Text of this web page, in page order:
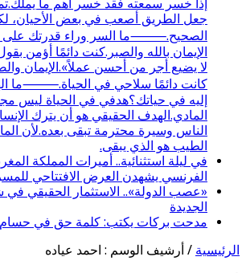
إذا خسر سمعته فقد خسر أهم ما
جعل الطريق أصعب في بعض الأحيان،
الصحيح.⸻ما السر وراء قدرتك على
الإيمان بالله والصبر.كنت دائمًا أؤمن
لا يضيع أجر من أحسن عملاً».الإيمان
كانت دائمًا سلاحي في الحياة.⸻ما
إليه في حياتك؟هدفي في الحياة ليس
المادي.الهدف الحقيقي هو أن يترك
الناس وسيرة محترمة تبقى بعده.لأن
الطيب هو الذي يبقى.
في ليلة استثنائية.. أميرات المملكة
الفرنسي يشهدن العرض الافتتاحي
«عصب الدولة».. الاستثمار الحقيقي في
الجديدة
مدحت بركات يكتب: كلمة حق في
الرئيسية / أرشيف الوسم : احمد عياده